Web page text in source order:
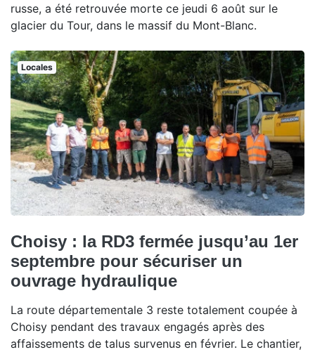
russe, a été retrouvée morte ce jeudi 6 août sur le
glacier du Tour, dans le massif du Mont-Blanc.
Locales
Choisy : la RD3 fermée jusqu’au 1er
septembre pour sécuriser un
ouvrage hydraulique
La route départementale 3 reste totalement coupée à
Choisy pendant des travaux engagés après des
affaissements de talus survenus en février. Le chantier,